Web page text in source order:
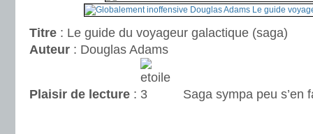
Titre : Le guide du voyageur galactique (saga)
Auteur : Douglas Adams
Plaisir de lecture :
Saga sympa peu s’en